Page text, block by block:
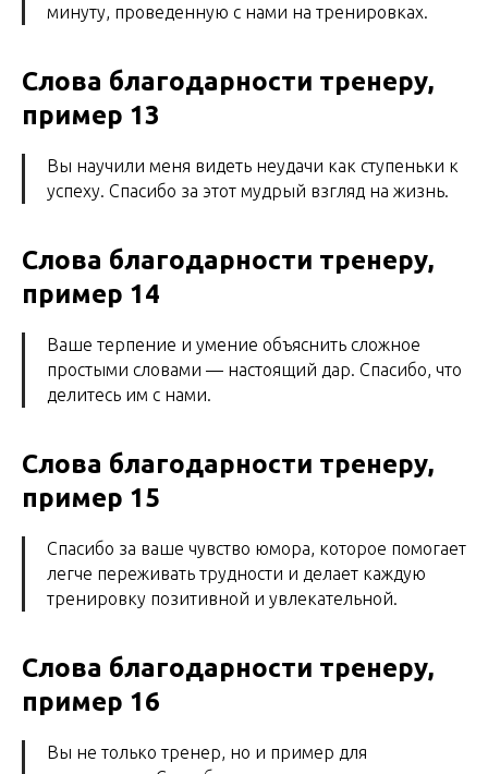
минуту, проведенную с нами на тренировках.
Слова благодарности тренеру,
пример 13
Вы научили меня видеть неудачи как ступеньки к
успеху. Спасибо за этот мудрый взгляд на жизнь.
Слова благодарности тренеру,
пример 14
Ваше терпение и умение объяснить сложное
простыми словами — настоящий дар. Спасибо, что
делитесь им с нами.
Слова благодарности тренеру,
пример 15
Спасибо за ваше чувство юмора, которое помогает
легче переживать трудности и делает каждую
тренировку позитивной и увлекательной.
Слова благодарности тренеру,
пример 16
Вы не только тренер, но и пример для